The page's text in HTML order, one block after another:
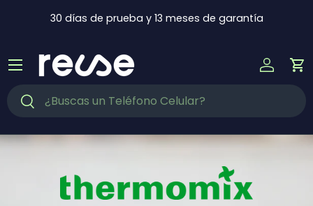
Ir al contenido
30 días de prueba y 13 meses de garantía
Buscar
Buscar
Iniciar
Menú